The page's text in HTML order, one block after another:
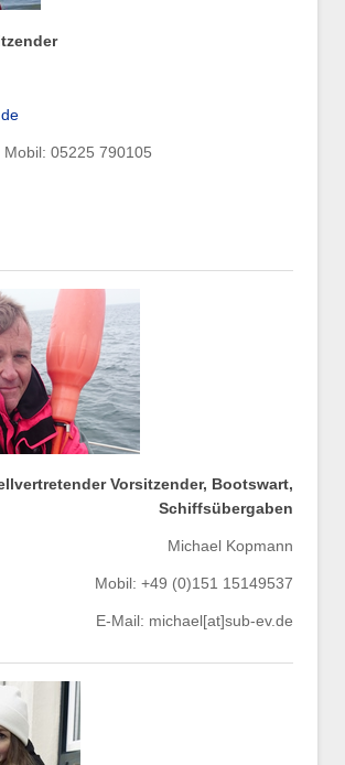
Mobil: 05225 790105
Vorsitzender, Bootswart,
Schiffsübergaben
Michael Kopmann
Mobil: +49 (0)151 15149537
E-Mail: michael[at]sub-ev.de